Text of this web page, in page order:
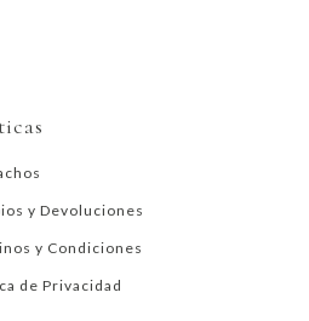
y Devoluciones
y Condiciones
de Privacidad